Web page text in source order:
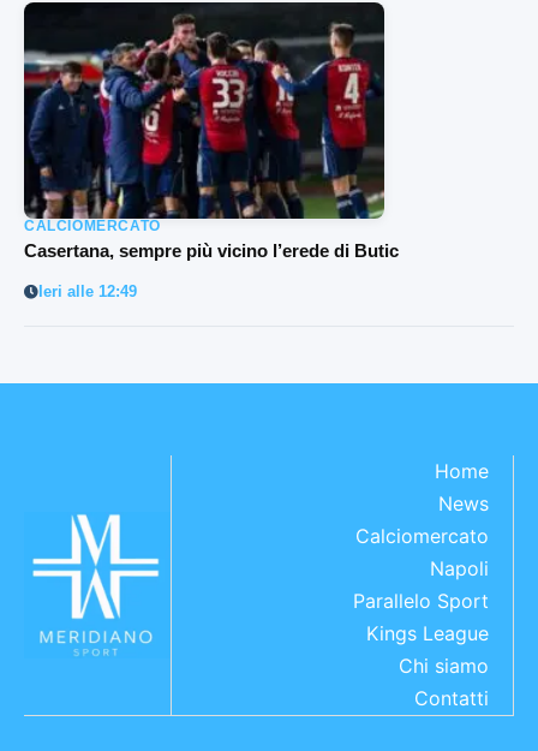
CALCIOMERCATO
Casertana, sempre più vicino l’erede di Butic
Ieri alle 12:49
Home
News
Calciomercato
Napoli
Parallelo Sport
Kings League
Chi siamo
Contatti